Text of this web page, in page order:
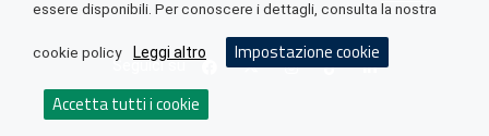
Seguici su
essere disponibili. Per conoscere i dettagli, consulta la nostra
cookie policy Leggi altro Impostazione cookie
Accetta tutti i cookie